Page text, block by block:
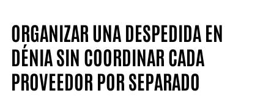
ORGANIZAR UNA DESPEDIDA EN
DÉNIA SIN COORDINAR CADA
PROVEEDOR POR SEPARADO